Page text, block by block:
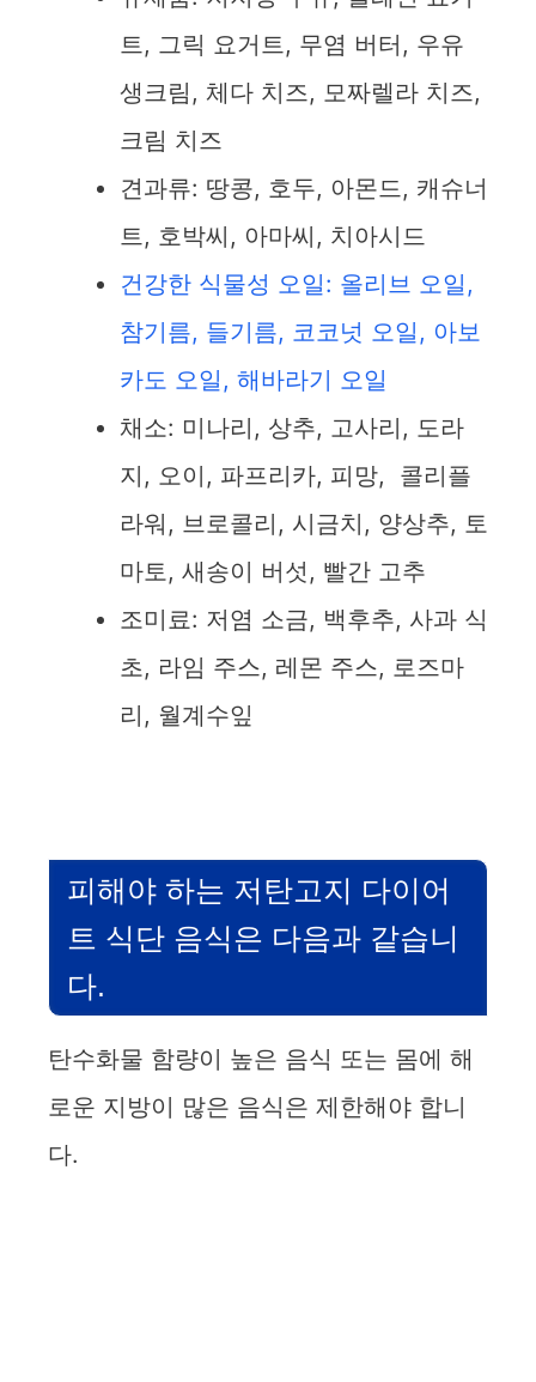
트, 그릭 요거트, 무염 버터, 우유
생크림, 체다 치즈, 모짜렐라 치즈,
크림 치즈
견과류: 땅콩, 호두, 아몬드, 캐슈너
트, 호박씨, 아마씨, 치아시드
건강한 식물성 오일: 올리브 오일,
참기름, 들기름, 코코넛 오일, 아보
카도 오일, 해바라기 오일
채소: 미나리, 상추, 고사리, 도라
지, 오이, 파프리카, 피망, 콜리플
라워, 브로콜리, 시금치, 양상추, 토
마토, 새송이 버섯, 빨간 고추
조미료: 저염 소금, 백후추, 사과 식
초, 라임 주스, 레몬 주스, 로즈마
리, 월계수잎
피해야 하는 저탄고지 다이어
트 식단 음식은 다음과 같습니
다.
탄수화물 함량이 높은 음식 또는 몸에 해
로운 지방이 많은 음식은 제한해야 합니
다.